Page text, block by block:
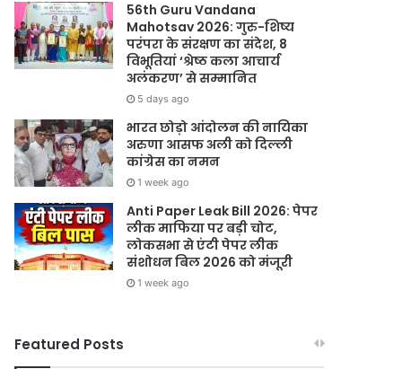
56th Guru Vandana
Mahotsav 2026: गुरु-शिष्य
परंपरा के संरक्षण का संदेश, 8
विभूतियां ‘श्रेष्ठ कला आचार्य
अलंकरण’ से सम्मानित
5 days ago
भारत छोड़ो आंदोलन की नायिका
अरुणा आसफ अली को दिल्ली
कांग्रेस का नमन
1 week ago
Anti Paper Leak Bill 2026: पेपर
लीक माफिया पर बड़ी चोट,
लोकसभा से एंटी पेपर लीक
संशोधन बिल 2026 को मंजूरी
1 week ago
Featured Posts